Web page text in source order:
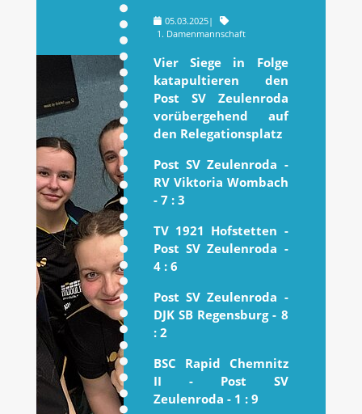
05.03.2025|
1. Damenmannschaft
Vier Siege in Folge
katapultieren den
Post SV Zeulenroda
vorübergehend auf
den Relegationsplatz
Post SV Zeulenroda -
RV Viktoria Wombach
- 7 : 3
TV 1921 Hofstetten -
Post SV Zeulenroda -
4 : 6
Post SV Zeulenroda -
DJK SB Regensburg - 8
: 2
BSC Rapid Chemnitz
II - Post SV
Zeulenroda - 1 : 9